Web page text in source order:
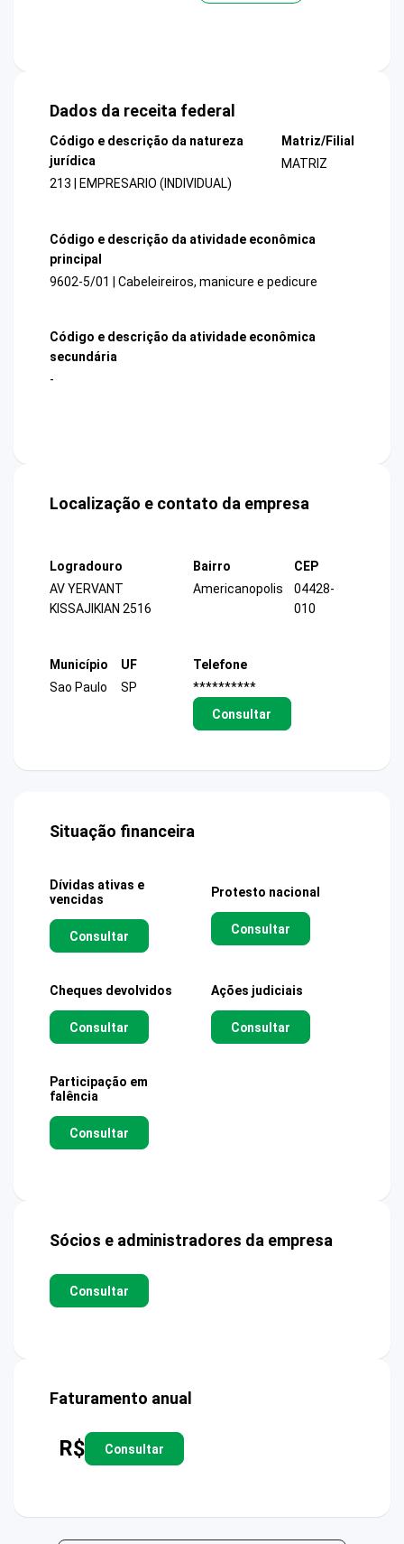
Dados da receita federal
Código e descrição da natureza
jurídica
213 | EMPRESARIO (INDIVIDUAL)
Matriz/Filial
MATRIZ
Código e descrição da atividade econômica
principal
9602-5/01 | Cabeleireiros, manicure e pedicure
Código e descrição da atividade econômica
secundária
-
Localização e contato da empresa
Logradouro
AV YERVANT
KISSAJIKIAN 2516
Bairro
Americanopolis
CEP
04428-
010
Município
Sao Paulo
UF
SP
Telefone
**********
Consultar
Situação financeira
Dívidas ativas e
vencidas
Consultar
Protesto nacional
Consultar
Cheques devolvidos
Consultar
Ações judiciais
Consultar
Participação em
falência
Consultar
Sócios e administradores da empresa
Consultar
Faturamento anual
R$ Consultar